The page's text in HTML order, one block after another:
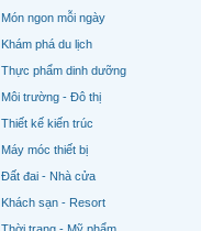
Món ngon mỗi ngày
Khám phá du lịch
Thực phẩm dinh dưỡng
Môi trường - Đô thị
Thiết kế kiến trúc
Máy móc thiết bị
Đất đai - Nhà cửa
Khách sạn - Resort